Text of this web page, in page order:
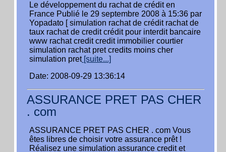
Le développement du rachat de crédit en
France Publié le 29 septembre 2008 à 15:36 par
Yopadato [ simulation rachat de crédit rachat de
taux rachat de credit crédit pour interdit bancaire
www rachat credit credit immobilier courtier
simulation rachat pret credits moins cher
simulation pret[suite...]
Date: 2008-09-29 13:36:14
ASSURANCE PRET PAS CHER
. com
ASSURANCE PRET PAS CHER . com Vous
êtes libres de choisir votre assurance prêt !
Réalisez une simulation assurance credit et